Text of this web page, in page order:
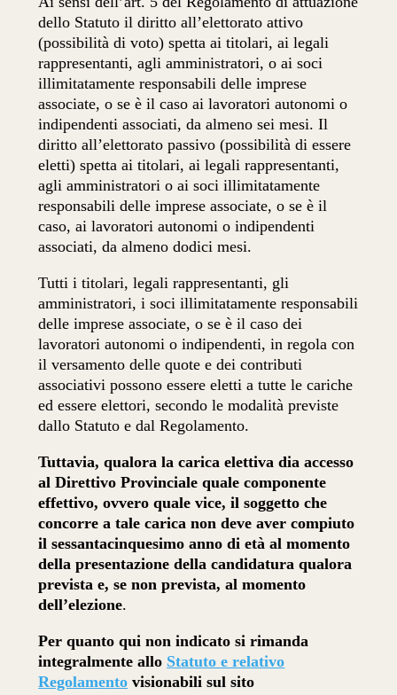
dello Statuto il diritto all’elettorato attivo
(possibilità di voto) spetta ai titolari, ai legali
rappresentanti, agli amministratori, o ai soci
illimitatamente responsabili delle imprese
associate, o se è il caso ai lavoratori autonomi o
indipendenti associati, da almeno sei mesi. Il
diritto all’elettorato passivo (possibilità di essere
eletti) spetta ai titolari, ai legali rappresentanti,
agli amministratori o ai soci illimitatamente
responsabili delle imprese associate, o se è il
caso, ai lavoratori autonomi o indipendenti
associati, da almeno dodici mesi.
Tutti i titolari, legali rappresentanti, gli
amministratori, i soci illimitatamente responsabili
delle imprese associate, o se è il caso dei
lavoratori autonomi o indipendenti, in regola con
il versamento delle quote e dei contributi
associativi possono essere eletti a tutte le cariche
ed essere elettori, secondo le modalità previste
dallo Statuto e dal Regolamento.
Tuttavia, qualora la carica elettiva dia accesso
al Direttivo Provinciale quale componente
effettivo, ovvero quale vice, il soggetto che
concorre a tale carica non deve aver compiuto
il sessantacinquesimo anno di età al momento
della presentazione della candidatura qualora
prevista e, se non prevista, al momento
dell’elezione.
Per quanto qui non indicato si rimanda
integralmente allo Statuto e relativo
Regolamento visionabili sul sito